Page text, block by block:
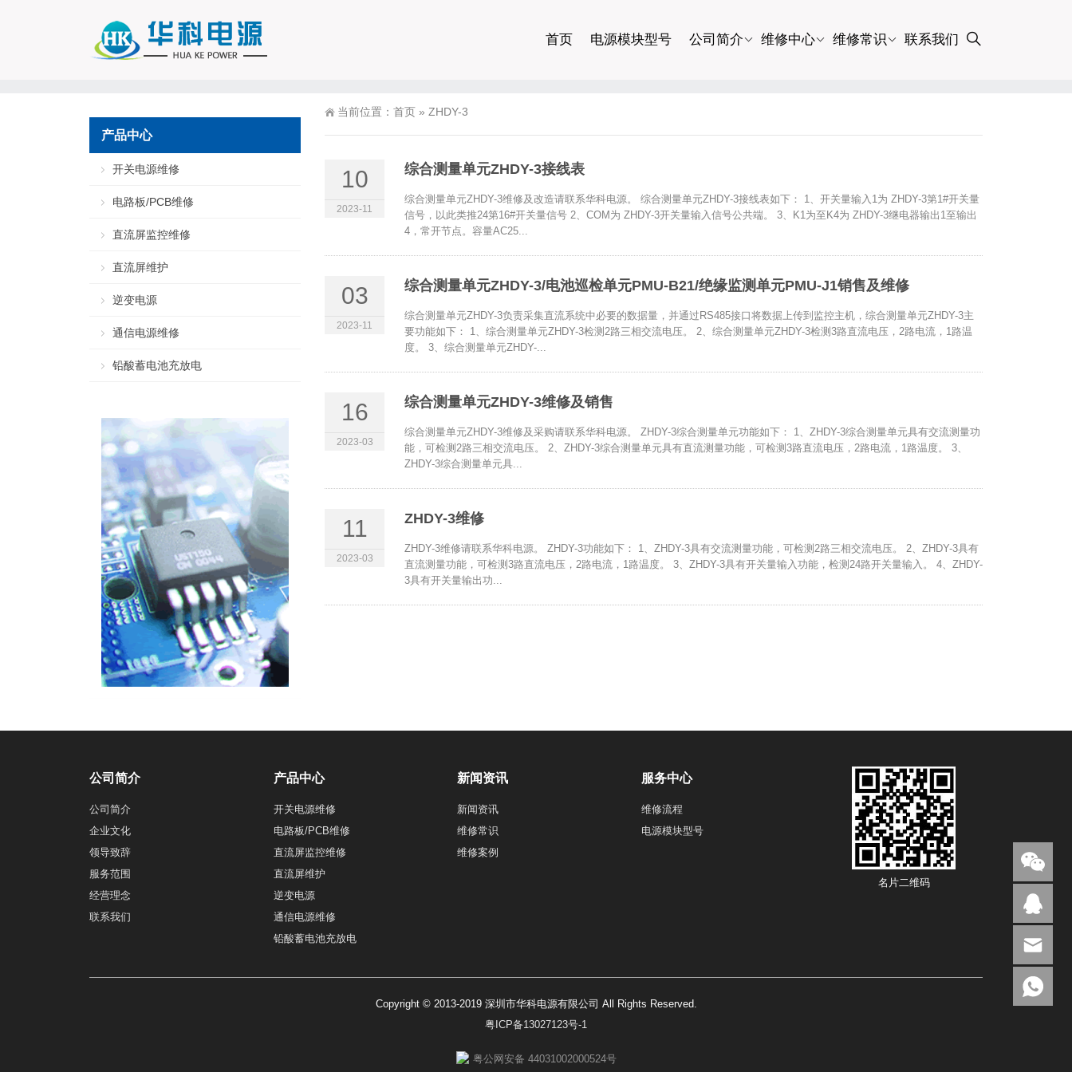
首页 电源模块型号 公司简介 维修中心 维修常识 联系我们
当前位置： 首页 » ZHDY-3
10
2023-11
综合测量单元ZHDY-3接线表
综合测量单元ZHDY-3维修及改造请联系华科电源。 综合测量单元ZHDY-3接线表如下： 1、开关量输入1为 ZHDY-3第1#开关量
信号，以此类推24第16#开关量信号 2、COM为 ZHDY-3开关量输入信号公共端。 3、K1为至K4为 ZHDY-3继电器输出1至输出
4，常开节点。容量AC25...
03
2023-11
综合测量单元ZHDY-3/电池巡检单元PMU-B21/绝缘监测单元PMU-J1销售及维修
综合测量单元ZHDY-3负责采集直流系统中必要的数据量，并通过RS485接口将数据上传到监控主机，综合测量单元ZHDY-3主
要功能如下： 1、综合测量单元ZHDY-3检测2路三相交流电压。 2、综合测量单元ZHDY-3检测3路直流电压，2路电流，1路温
度。 3、综合测量单元ZHDY-...
16
2023-03
综合测量单元ZHDY-3维修及销售
综合测量单元ZHDY-3维修及采购请联系华科电源。 ZHDY-3综合测量单元功能如下： 1、ZHDY-3综合测量单元具有交流测量功
能，可检测2路三相交流电压。 2、ZHDY-3综合测量单元具有直流测量功能，可检测3路直流电压，2路电流，1路温度。 3、
ZHDY-3综合测量单元具...
11
2023-03
ZHDY-3维修
ZHDY-3维修请联系华科电源。 ZHDY-3功能如下： 1、ZHDY-3具有交流测量功能，可检测2路三相交流电压。 2、ZHDY-3具有
直流测量功能，可检测3路直流电压，2路电流，1路温度。 3、ZHDY-3具有开关量输入功能，检测24路开关量输入。 4、ZHDY-
3具有开关量输出功...
产品中心
开关电源维修
电路板/PCB维修
直流屏监控维修
直流屏维护
逆变电源
通信电源维修
铅酸蓄电池充放电
公司简介
公司简介
企业文化
领导致辞
服务范围
经营理念
联系我们
产品中心
开关电源维修
电路板/PCB维修
直流屏监控维修
直流屏维护
逆变电源
通信电源维修
铅酸蓄电池充放电
新闻资讯
新闻资讯
维修常识
维修案例
服务中心
维修流程
电源模块型号
名片二维码
Copyright © 2013-2019 深圳市华科电源有限公司 All Rights Reserved.
粤ICP备13027123号-1
粤公网安备 44031002000524号